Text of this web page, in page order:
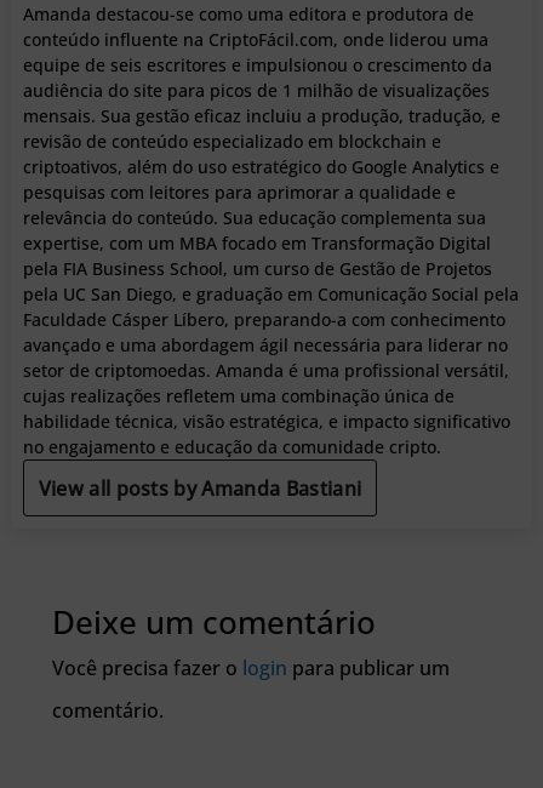
Amanda destacou-se como uma editora e produtora de
conteúdo influente na CriptoFácil.com, onde liderou uma
equipe de seis escritores e impulsionou o crescimento da
audiência do site para picos de 1 milhão de visualizações
mensais. Sua gestão eficaz incluiu a produção, tradução, e
revisão de conteúdo especializado em blockchain e
criptoativos, além do uso estratégico do Google Analytics e
pesquisas com leitores para aprimorar a qualidade e
relevância do conteúdo. Sua educação complementa sua
expertise, com um MBA focado em Transformação Digital
pela FIA Business School, um curso de Gestão de Projetos
pela UC San Diego, e graduação em Comunicação Social pela
Faculdade Cásper Líbero, preparando-a com conhecimento
avançado e uma abordagem ágil necessária para liderar no
setor de criptomoedas. Amanda é uma profissional versátil,
cujas realizações refletem uma combinação única de
habilidade técnica, visão estratégica, e impacto significativo
no engajamento e educação da comunidade cripto.
View all posts by Amanda Bastiani
Deixe um comentário
Você precisa fazer o login para publicar um
comentário.